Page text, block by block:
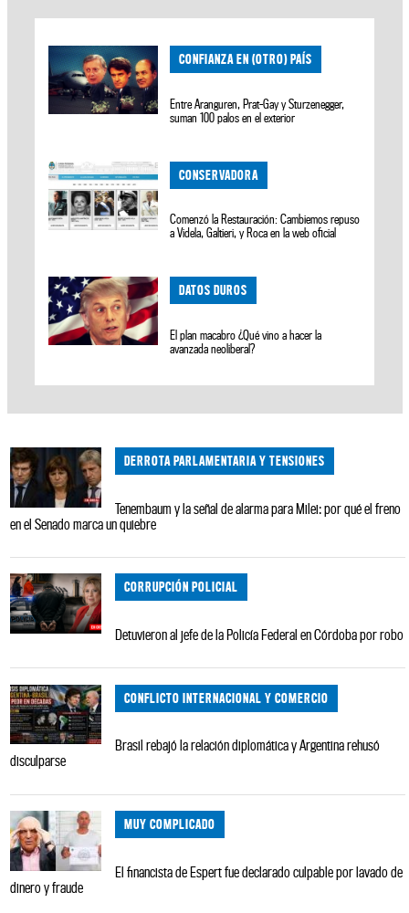
CONFIANZA EN (OTRO) PAÍS
Entre Aranguren, Prat-Gay y Sturzenegger,
suman 100 palos en el exterior
CONSERVADORA
Comenzó la Restauración: Cambiemos repuso
a Videla, Galtieri, y Roca en la web oficial
DATOS DUROS
El plan macabro ¿Qué vino a hacer la
avanzada neoliberal?
DERROTA PARLAMENTARIA Y TENSIONES
Tenembaum y la señal de alarma para Milei: por qué el freno
en el Senado marca un quiebre
CORRUPCIÓN POLICIAL
Detuvieron al jefe de la Policía Federal en Córdoba por robo
CONFLICTO INTERNACIONAL Y COMERCIO
Brasil rebajó la relación diplomática y Argentina rehusó
disculparse
MUY COMPLICADO
El financista de Espert fue declarado culpable por lavado de
dinero y fraude